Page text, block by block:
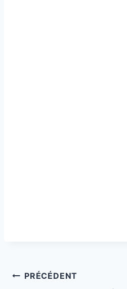
Navigation
PRÉCÉDENT